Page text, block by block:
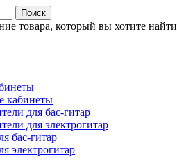
Поиск
товара, который вы хотите найти
кабинеты
для бас-гитар
для электрогитар
бас-гитар
электрогитар